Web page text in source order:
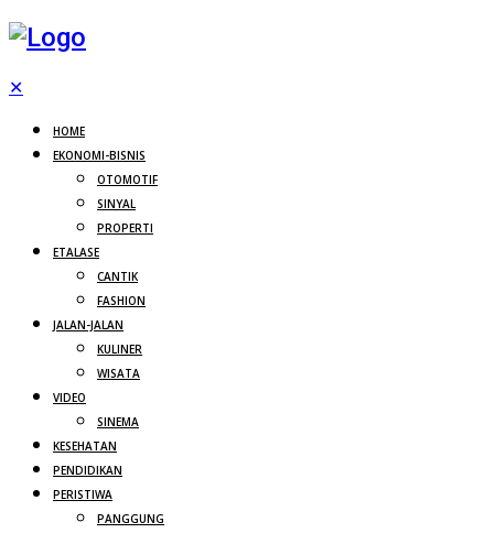
✕
HOME
EKONOMI-BISNIS
OTOMOTIF
SINYAL
PROPERTI
ETALASE
CANTIK
FASHION
JALAN-JALAN
KULINER
WISATA
VIDEO
SINEMA
KESEHATAN
PENDIDIKAN
PERISTIWA
PANGGUNG